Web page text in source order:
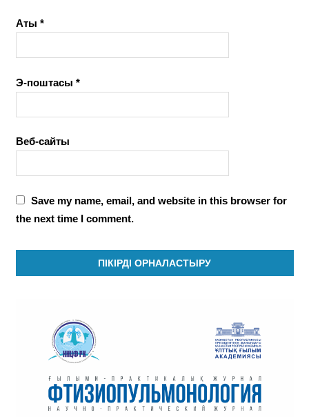
Аты *
Э-поштасы *
Веб-сайты
Save my name, email, and website in this browser for
the next time I comment.